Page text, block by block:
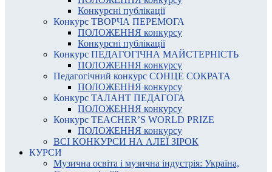
Конкурсні публікації
Конкурс ТВОРЧА ПЕРЕМОГА
ПОЛОЖЕННЯ конкурсу
Конкурсні публікації
Конкурс ПЕДАГОГІЧНА МАЙСТЕРНІСТЬ
ПОЛОЖЕННЯ конкурсу
Педагогічний конкурс СОНЦЕ СОКРАТА
ПОЛОЖЕННЯ конкурсу
Конкурс ТАЛАНТ ПЕДАГОГА
ПОЛОЖЕННЯ конкурсу
Конкурс TEACHER’S WORLD PRIZE
ПОЛОЖЕННЯ конкурсу
ВСІ КОНКУРСИ НА АЛЕЇ ЗІРОК
КУРСИ
Музична освіта і музична індустрія: Україна,